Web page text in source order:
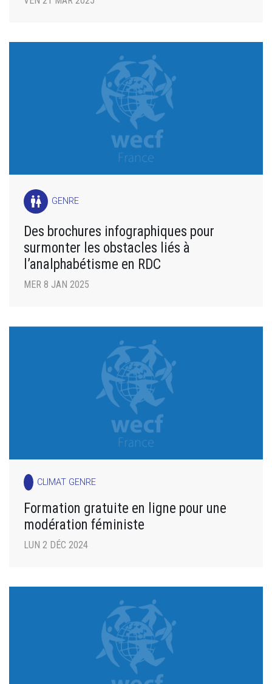
wc GENRE
Des brochures infographiques pour
surmonter les obstacles liés à
l’analphabétisme en RDC
MER 8 JAN 2025
CLIMAT GENRE
Formation gratuite en ligne pour une
modération féministe
LUN 2 DÉC 2024